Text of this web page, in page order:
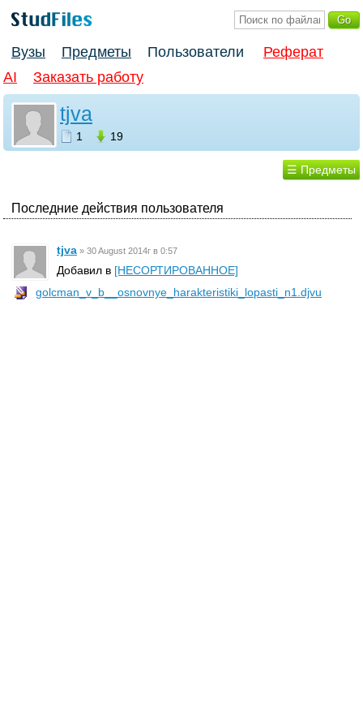
Вузы Предметы Пользователи
Реферат
AI
Заказать работу
tjva
1 19
☰ Предметы
Последние действия пользователя
tjva » 30 August 2014г в 0:57
Добавил в [НЕСОРТИРОВАННОЕ]
golcman_v_b__osnovnye_harakteristiki_lopasti_n1.djvu